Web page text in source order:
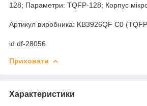
128; Параметри: TQFP-128; Корпус
Артикул виробника: KB3926QF С0
id df-28056
Приховати
Характеристики